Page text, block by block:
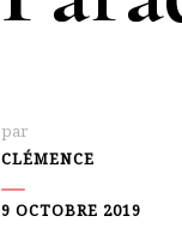
par
CLÉMENCE
9 OCTOBRE 2019